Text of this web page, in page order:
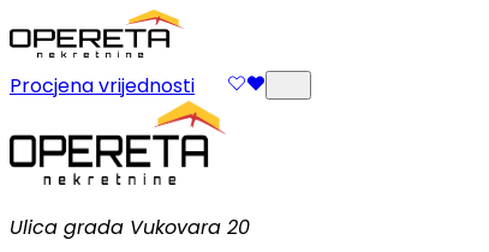
Procjena vrijednosti
Ulica grada Vukovara 20